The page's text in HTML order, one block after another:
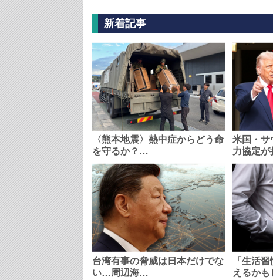
新着記事
〈熊本地震〉熱中症からどう命
を守るか？…
米国・サ
力協定
台湾有事の脅威は日本だけでな
い…周辺海…
「生活
えるか